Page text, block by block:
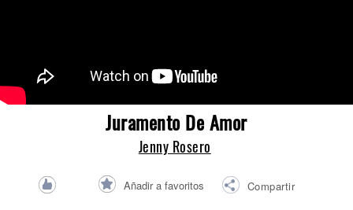
Juramento De Amor
Jenny Rosero
Añadir a favoritos Compartir